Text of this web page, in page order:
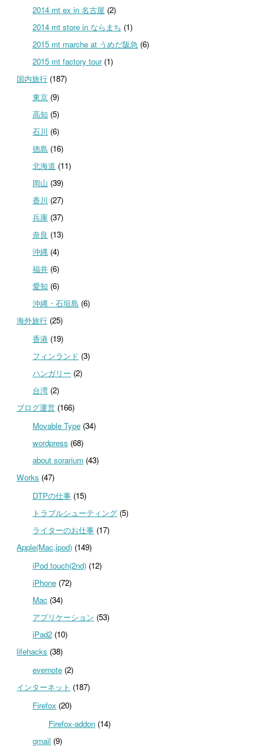
2014 mt ex in 名古屋 (2)
2014 mt store in ならまち (1)
2015 mt marche at うめだ阪急 (6)
2015 mt factory tour(1)
国内旅行 (187)
東京(9)
高知 (5)
石川 (6)
徳島 (16)
北海道 (11)
岡山 (39)
香川 (27)
兵庫(37)
奈良 (13)
沖縄(4)
福井(6)
愛知 (6)
沖縄・石垣島 (6)
海外旅行 (25)
香港(19)
フィンランド (3)
ハンガリー (2)
台湾(2)
ブログ運営 (166)
Movable Type(34)
wordpress (68)
about sorarium(43)
Works (47)
DTPの仕事(15)
トラブルシューティング(5)
ライターのお仕事(17)
Apple(Mac,ipod) (149)
iPod touch(2nd)(12)
iPhone(72)
Mac(34)
アプリケーション (53)
iPad2(10)
lifehacks (38)
evernote(2)
インターネット (187)
Firefox (20)
Firefox-addon(14)
gmail (9)